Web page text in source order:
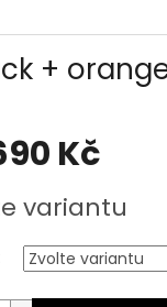
+
Kč
variantu